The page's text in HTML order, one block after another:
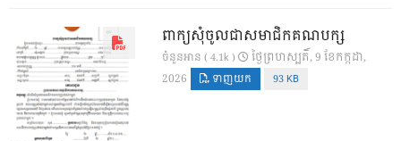
ពាក្យសុំចូលជាសមាជិកគណបក្ស
ចំនួនអាន ( 4.1k )
ថ្ងៃ​ព្រហស្បតិ៍, 9 ខែ​កក្កដា,
2026
ទាញយក 93 KB